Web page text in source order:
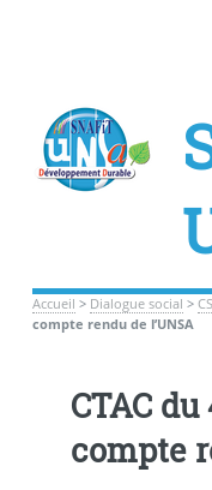
Accueil > Dialogue social >
compte rendu de l’UNSA
CTAC
compte